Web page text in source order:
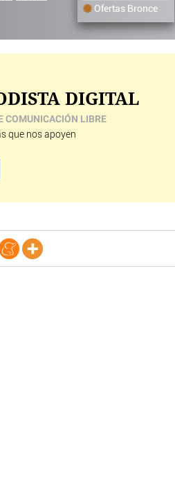
Ofertas Bronce
DIGITAL
COMUNICACIÓN LIBRE
que nos apoyen